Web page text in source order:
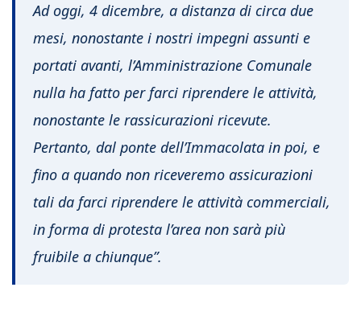
Ad oggi, 4 dicembre, a distanza di circa due
mesi, nonostante i nostri impegni assunti e
portati avanti, l’Amministrazione Comunale
nulla ha fatto per farci riprendere le attività,
nonostante le rassicurazioni ricevute.
Pertanto, dal ponte dell’Immacolata in poi, e
fino a quando non riceveremo assicurazioni
tali da farci riprendere le attività commerciali,
in forma di protesta l’area non sarà più
fruibile a chiunque”.